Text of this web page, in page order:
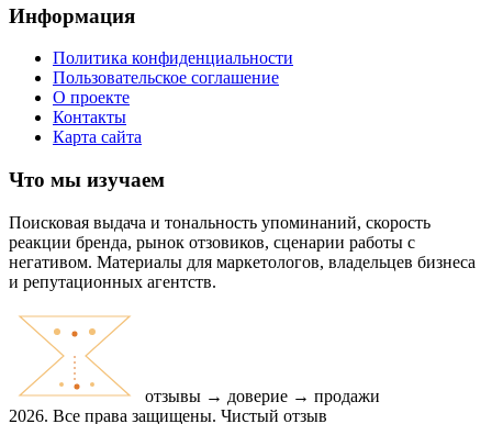
Информация
Политика конфиденциальности
Пользовательское соглашение
О проекте
Контакты
Карта сайта
Что мы изучаем
Поисковая выдача и тональность упоминаний, скорость
реакции бренда, рынок отзовиков, сценарии работы с
негативом. Материалы для маркетологов, владельцев бизнеса
и репутационных агентств.
отзывы → доверие → продажи
2026. Все права защищены. Чистый отзыв